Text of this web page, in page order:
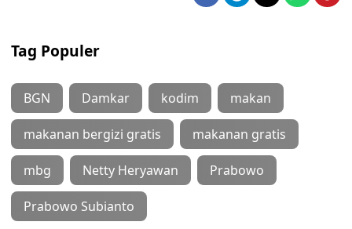
Tag Populer
BGN Damkar kodim makan
makanan bergizi gratis makanan gratis
mbg Netty Heryawan Prabowo
Prabowo Subianto